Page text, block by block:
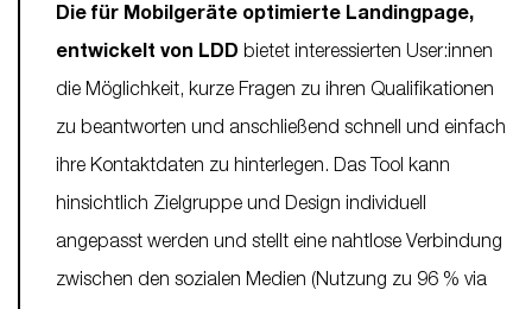
Die für Mobilgeräte optimierte Landingpage,
entwickelt von LDD bietet interessierten User:innen
die Möglichkeit, kurze Fragen zu ihren Qualifikationen
zu beantworten und anschließend schnell und einfach
ihre Kontaktdaten zu hinterlegen. Das Tool kann
hinsichtlich Zielgruppe und Design individuell
angepasst werden und stellt eine nahtlose Verbindung
zwischen den sozialen Medien (Nutzung zu 96 % via